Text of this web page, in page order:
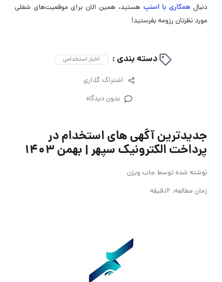
دنبال همکاری با اسنپ هستید، همین الان برای موقعیت‌های شغلی
مورد نظرتان رزومه بفرستید!
دسته بندی : اخبار استخدامی
اشتراک گذاری
بدون دیدگاه
جدیدترین آگهی های استخدام در
پرداخت الکترونیک سپهر | بهمن ۱۴۰۳
نوشته شده توسطجاب ویژن
زمان مطالعه: 2دقیقه